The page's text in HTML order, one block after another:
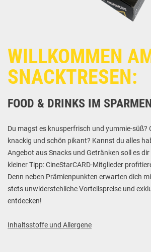
WILLKOMMEN
SNACKTRESEN:
FOOD & DRINKS IM
Du magst es knusperfrisch und yummie-süß?
knackig und schön pikant? Kannst du alles
Angebot aus Snacks und Getränken soll es
kleiner Tipp: CineStarCARD-Mitglieder
Denn neben Prämienpunkten erwarten dich
stets unwiderstehliche Vorteilspreise und
entdecken!
Inhaltsstoffe und Allergene